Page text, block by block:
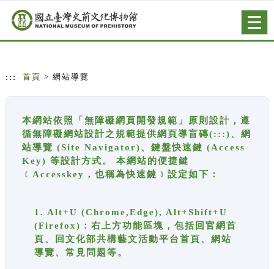
跳到主要內容
網站導覽
::: 首頁 > 網站導覽
本網站依照「無障礙網頁開發規範」原則設計，遵
循無障礙網站設計之規範提供網頁導盲磚(:::)、網
站導覽 (Site Navigator)、鍵盤快速鍵 (Access
Key) 等設計方式。 本網站的便捷鍵
﹝Accesskey，也稱為快速鍵﹞設定如下：
1. Alt+U (Chrome,Edge), Alt+Shift+U
(Firefox)：右上方功能區塊，包括回官網首
頁、回文化部共構藝文活動平台首頁、網站
導覽、常見問題等。